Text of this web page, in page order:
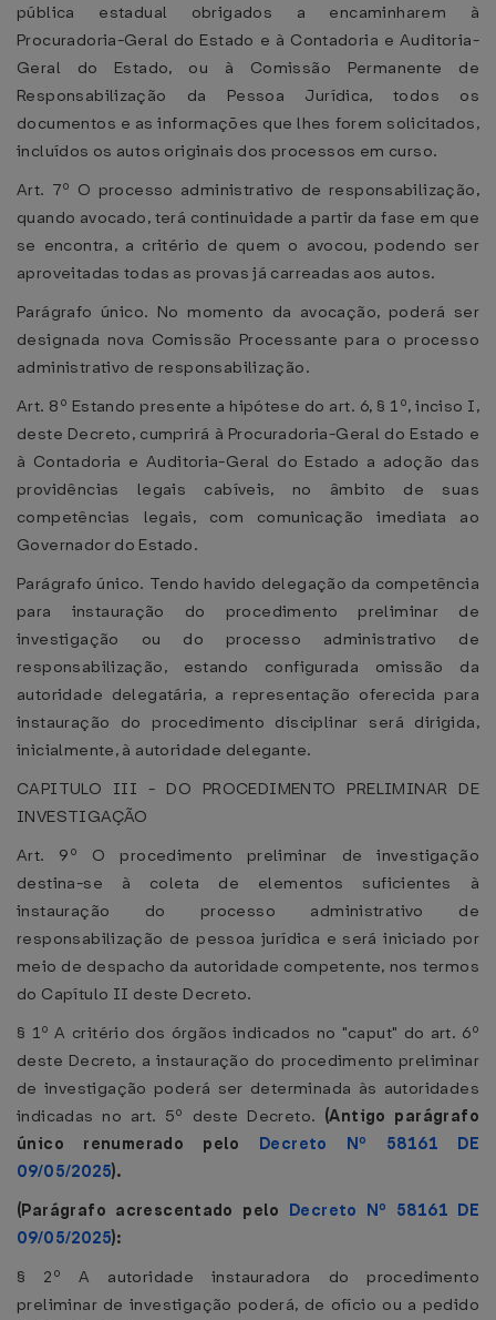
pública estadual obrigados a encaminharem à
Procuradoria-Geral do Estado e à Contadoria e Auditoria-
Geral do Estado, ou à Comissão Permanente de
Responsabilização da Pessoa Jurídica, todos os
documentos e as informações que lhes forem solicitados,
incluídos os autos originais dos processos em curso.
Art. 7º O processo administrativo de responsabilização,
quando avocado, terá continuidade a partir da fase em que
se encontra, a critério de quem o avocou, podendo ser
aproveitadas todas as provas já carreadas aos autos.
Parágrafo único. No momento da avocação, poderá ser
designada nova Comissão Processante para o processo
administrativo de responsabilização.
Art. 8º Estando presente a hipótese do art. 6, § 1º, inciso I,
deste Decreto, cumprirá à Procuradoria-Geral do Estado e
à Contadoria e Auditoria-Geral do Estado a adoção das
providências legais cabíveis, no âmbito de suas
competências legais, com comunicação imediata ao
Governador do Estado.
Parágrafo único. Tendo havido delegação da competência
para instauração do procedimento preliminar de
investigação ou do processo administrativo de
responsabilização, estando configurada omissão da
autoridade delegatária, a representação oferecida para
instauração do procedimento disciplinar será dirigida,
inicialmente, à autoridade delegante.
CAPITULO III - DO PROCEDIMENTO PRELIMINAR DE
INVESTIGAÇÃO
Art. 9º O procedimento preliminar de investigação
destina-se à coleta de elementos suficientes à
instauração do processo administrativo de
responsabilização de pessoa jurídica e será iniciado por
meio de despacho da autoridade competente, nos termos
do Capítulo II deste Decreto.
§ 1º A critério dos órgãos indicados no "caput" do art. 6º
deste Decreto, a instauração do procedimento preliminar
de investigação poderá ser determinada às autoridades
indicadas no art. 5º deste Decreto. (Antigo parágrafo
único renumerado pelo Decreto Nº 58161 DE
09/05/2025).
(Parágrafo acrescentado pelo Decreto Nº 58161 DE
09/05/2025):
§ 2º A autoridade instauradora do procedimento
preliminar de investigação poderá, de ofício ou a pedido